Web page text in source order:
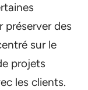
préserver des
sur le
projets
les clients.